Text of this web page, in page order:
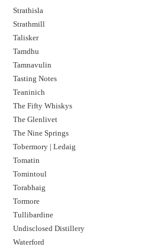
Strathisla
Strathmill
Talisker
Tamdhu
Tamnavulin
Tasting Notes
Teaninich
The Fifty Whiskys
The Glenlivet
The Nine Springs
Tobermory | Ledaig
Tomatin
Tomintoul
Torabhaig
Tormore
Tullibardine
Undisclosed Distillery
Waterford